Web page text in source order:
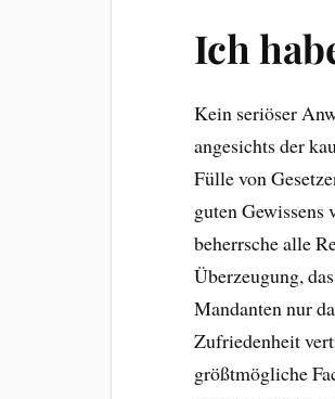
Ich
Kein seriöser
angesichts der
Fülle von
guten Gewissens
beherrsche alle
Überzeugung,
Mandanten nur
Zufriedenheit
größtmögliche